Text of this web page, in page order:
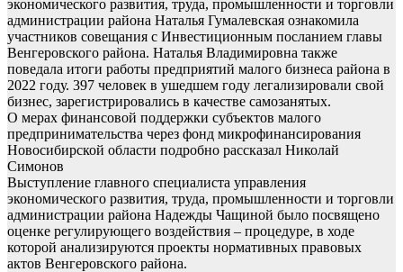
экономического развития, труда, промышленности и торговли
администрации района Наталья Гумалевская ознакомила
участников совещания с Инвестиционным посланием главы
Венгеровского района. Наталья Владимировна также
поведала итоги работы предприятий малого бизнеса района в
2022 году. 397 человек в ушедшем году легализировали свой
бизнес, зарегистрировались в качестве самозанятых.
О мерах финансовой поддержки субъектов малого
предпринимательства через фонд микрофинансирования
Новосибирской области подробно рассказал Николай
Симонов
Выступление главного специалиста управления
экономического развития, труда, промышленности и торговли
администрации района Надежды Чащиной было посвящено
оценке регулирующего воздействия – процедуре, в ходе
которой анализируются проекты нормативных правовых
актов Венгеровского района.